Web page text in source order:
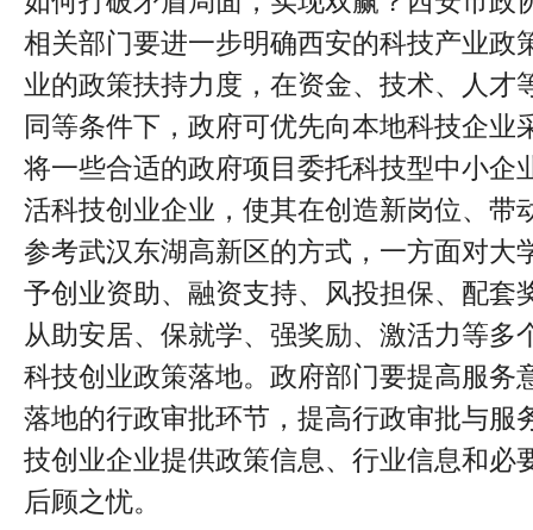
相关部门要进一步明确西安的科技产业政
业的政策扶持力度，在资金、技术、人才
同等条件下，政府可优先向本地科技企业
将一些合适的政府项目委托科技型中小企
活科技创业企业，使其在创造新岗位、带
参考武汉东湖高新区的方式，一方面对大
予创业资助、融资支持、风投担保、配套
从助安居、保就学、强奖励、激活力等多
科技创业政策落地。政府部门要提高服务
落地的行政审批环节，提高行政审批与服
技创业企业提供政策信息、行业信息和必
后顾之忧。